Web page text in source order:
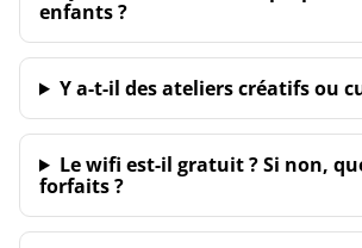
enfants ?
Y a-t-il des ateliers créatifs ou
Le wifi est-il gratuit ? Si non,
forfaits ?